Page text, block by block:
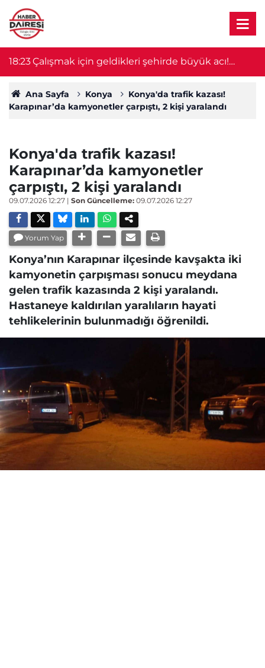
18:23Çalışmak için geldikleri şehirde büyük acı!
Ağabey öldü, 14 yaşındaki kardeşin durumu
ağır
Ana Sayfa Konya
Konya'da trafik kazası!
Karapınar’da kamyonetler çarpıştı, 2 kişi yaralandı
Konya'da trafik kazası!
Karapınar’da kamyonetler
çarpıştı, 2 kişi yaralandı
09.07.2026 12:27 | Son Güncelleme: 09.07.2026 12:27
Yorum Yap
Konya’nın Karapınar ilçesinde kavşakta iki
kamyonetin çarpışması sonucu meydana
gelen trafik kazasında 2 kişi yaralandı.
Hastaneye kaldırılan yaralıların hayati
tehlikelerinin bulunmadığı öğrenildi.